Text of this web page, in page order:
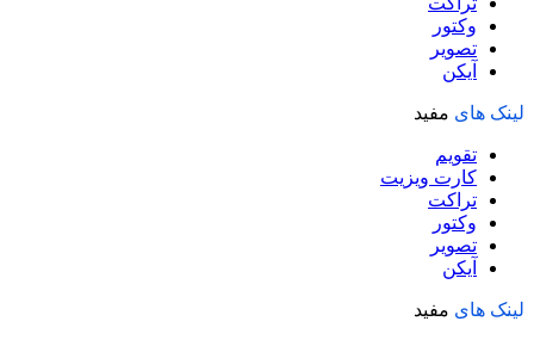
وکتور
تصویر
آیکن
لینک های مفید
تقویم
کارت ویزیت
تراکت
وکتور
تصویر
آیکن
لینک های مفید